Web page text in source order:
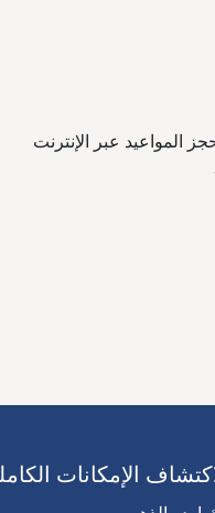
المواعيد عبر الإنترنت
الإمكانات